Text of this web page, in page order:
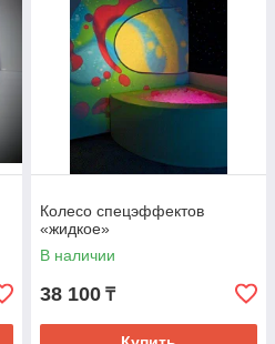
Колесо спецэффектов
«жидкое»
В наличии
38 100 ₸